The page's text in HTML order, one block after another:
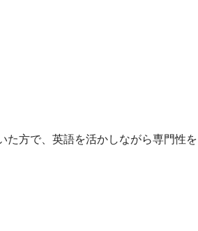
た方で、英語を活かしながら専門性を